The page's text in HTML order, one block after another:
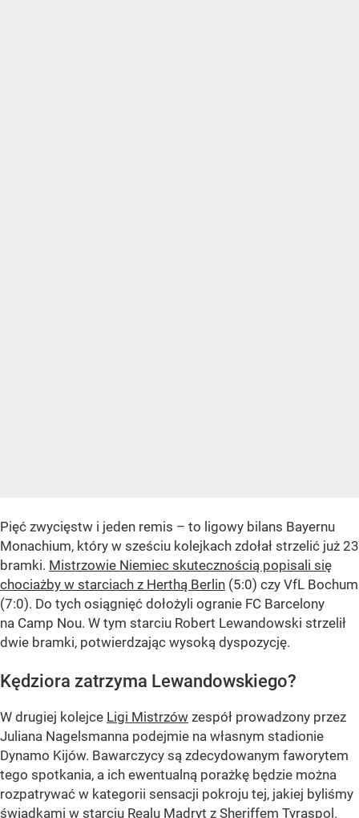
Pięć zwycięstw i jeden remis – to ligowy bilans Bayernu
Monachium, który w sześciu kolejkach zdołał strzelić już 23
bramki. Mistrzowie Niemiec skutecznością popisali się
chociażby w starciach z Herthą Berlin (5:0) czy VfL Bochum
(7:0). Do tych osiągnięć dołożyli ogranie FC Barcelony
na Camp Nou. W tym starciu Robert Lewandowski strzelił
dwie bramki, potwierdzając wysoką dyspozycję.
Kędziora zatrzyma Lewandowskiego?
W drugiej kolejce Ligi Mistrzów zespół prowadzony przez
Juliana Nagelsmanna podejmie na własnym stadionie
Dynamo Kijów. Bawarczycy są zdecydowanym faworytem
tego spotkania, a ich ewentualną porażkę będzie można
rozpatrywać w kategorii sensacji pokroju tej, jakiej byliśmy
świadkami w starciu Realu Madryt z Sheriffem Tyraspol.